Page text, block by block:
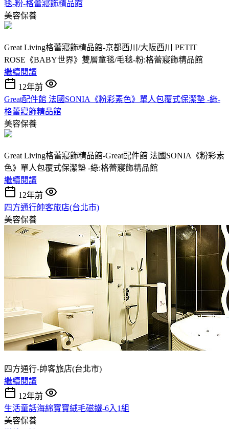
毯-粉-格蕾寢飾精品館
美容保養
Great Living格蕾寢飾精品館-京都西川/大阪西川 PETIT
ROSE《BABY世界》雙層童毯/毛毯-粉:格蕾寢飾精品館
繼續閱讀
12年前
Great配件館 法國SONIA《粉彩素色》單人包覆式保潔墊 -綠-
格蕾寢飾精品館
美容保養
Great Living格蕾寢飾精品館-Great配件館 法國SONIA《粉彩素
色》單人包覆式保潔墊 -綠:格蕾寢飾精品館
繼續閱讀
12年前
四方通行帥客旅店(台北市)
美容保養
四方通行-帥客旅店(台北市)
繼續閱讀
12年前
生活童話海綿寶寶絨毛磁鐵-6入1組
美容保養